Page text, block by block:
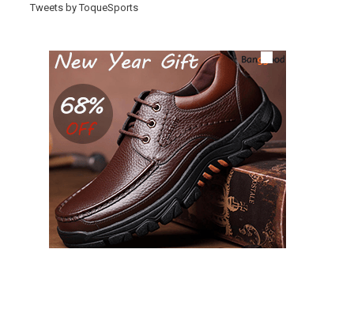
Tweets by ToqueSports